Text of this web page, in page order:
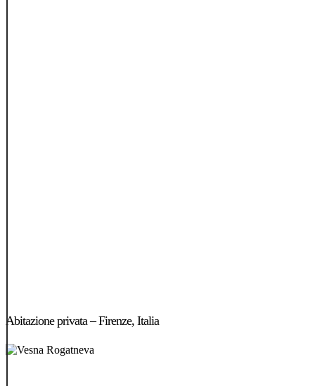
privata
–
Italia
Abitazione privata – Firenze, Italia